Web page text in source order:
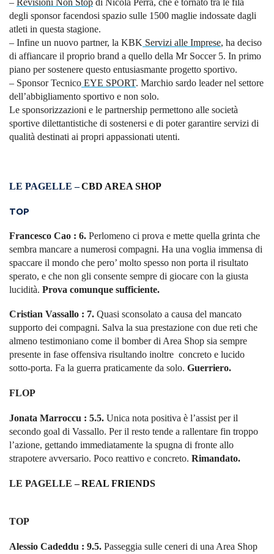
degli sponsor facendosi spazio sulle 1500 maglie indossate dagli
atleti in questa stagione.
– Infine un nuovo partner, la KBK Servizi alle Imprese, ha deciso
di affiancare il proprio brand a quello della Mr Soccer 5. In primo
piano per sostenere questo entusiasmante progetto sportivo.
– Sponsor Tecnico EYE SPORT. Marchio sardo leader nel settore
dell’abbigliamento sportivo e non solo.
Le sponsorizzazioni e le partnership permettono alle società
sportive dilettantistiche di sostenersi e di poter garantire servizi di
qualità destinati ai propri appassionati utenti.
LE PAGELLE –CBD AREA SHOP
TOP
Francesco Cao : 6. Perlomeno ci prova e mette quella grinta che
sembra mancare a numerosi compagni. Ha una voglia immensa di
spaccare il mondo che pero’ molto spesso non porta il risultato
sperato, e che non gli consente sempre di giocare con la giusta
lucidità. Prova comunque sufficiente.
Cristian Vassallo : 7. Quasi sconsolato a causa del mancato
supporto dei compagni. Salva la sua prestazione con due reti che
almeno testimoniano come il bomber di Area Shop sia sempre
presente in fase offensiva risultando inoltre concreto e lucido
sotto-porta. Fa la guerra praticamente da solo. Guerriero.
FLOP
Jonata Marroccu : 5.5. Unica nota positiva è l’assist per il
secondo goal di Vassallo. Per il resto tende a rallentare fin troppo
l’azione, gettando immediatamente la spugna di fronte allo
strapotere avversario. Poco reattivo e concreto. Rimandato.
LE PAGELLE –REAL FRIENDS
TOP
Alessio Cadeddu : 9.5. Passeggia sulle ceneri di una Area Shop